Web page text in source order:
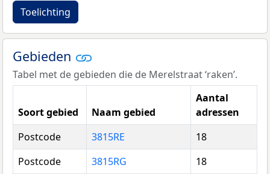
Toelichting
Gebieden
Tabel met de gebieden die de Merelstraat ‘raken’.
Soort gebied Naam gebied
Aantal
adressen
Postcode
3815RE
18
Postcode
3815RG
18